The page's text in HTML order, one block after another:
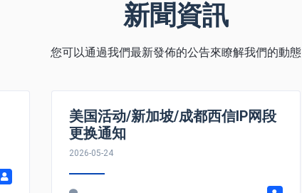
新聞資訊
您可以通過我們最新發佈的公告來瞭解我們的動態
美国活动/新加坡/成都西信IP网段
更换通知
2026-05-24